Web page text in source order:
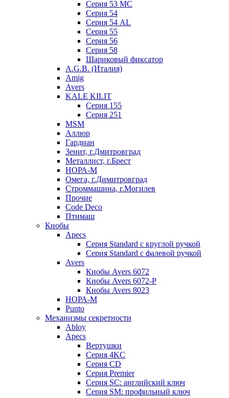
Серия 53 МC
Серия 54
Серия 54 AL
Серия 55
Серия 56
Серия 58
Шариковый фиксатор
A.G.B. (Италия)
Amig
Avers
KALE KILIT
Серия 155
Серия 251
MSM
Аллюр
Гардиан
Зенит, г.Дмитровград
Металлист, г.Брест
НОРА-М
Омега, г.Димитровград
Строммашина, г.Могилев
Прочие
Code Deco
Птимаш
Кнобы
Apecs
Серия Standard с круглой ручкой
Серия Standard с фалевой ручкой
Avers
Кнобы Avers 6072
Кнобы Avers 6072-P
Кнобы Avers 8023
НОРА-М
Punto
Механизмы секретности
Abloy
Apecs
Вертушки
Серия 4KC
Серия CD
Серия Premier
Серия SC: английский ключ
Серия SM: профильный ключ